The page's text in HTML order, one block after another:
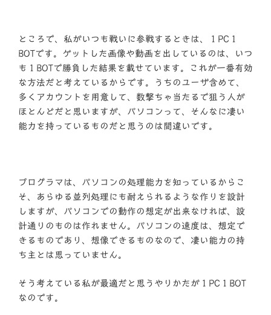
ところで、私がいつも戦いに参戦するときは、１PC１
BOTです。ゲットした画像や動画を出しているのは、いつ
も１BOTで勝負した結果を載せています。これが一番有効
な方法だと考えているからです。うちのユーザ含めて、
多くアカウントを用意して、数撃ちゃ当たるで狙う人が
ほとんどだと思いますが、パソコンって、そんなに凄い
能力を持っているものだと思うのは間違いです。
プログラマは、パソコンの処理能力を知っているからこ
そ、あらゆる並列処理にも耐えられるような作りを設計
しますが、パソコンでの動作の想定が出来なければ、設
計通りのものは作れません。パソコンの速度は、想定で
きるものであり、想像できるものなので、凄い能力の持
ち主とは思っていません。
そう考えている私が最適だと思うやりかたが１PC１BOT
なのです。